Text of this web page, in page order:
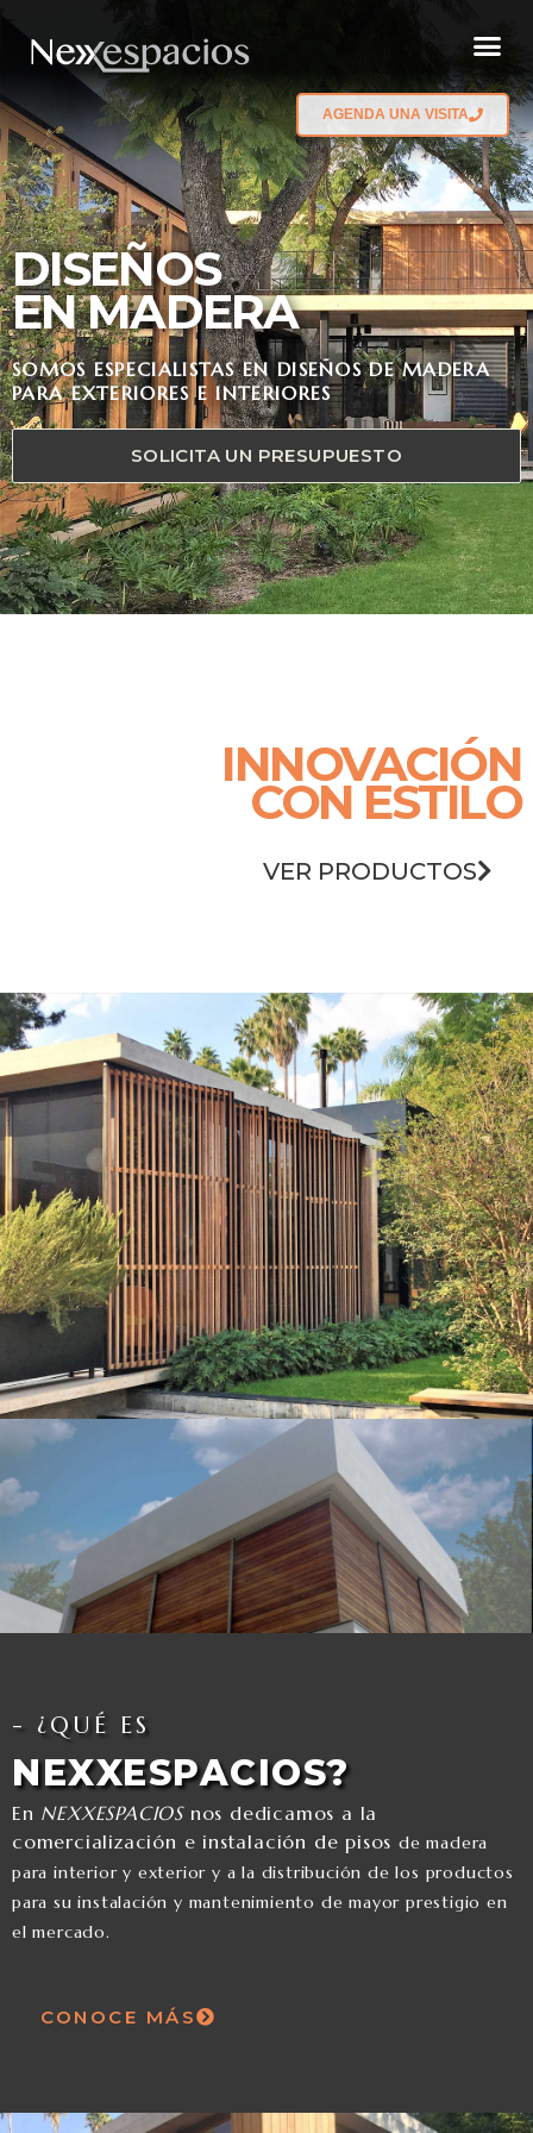
AGENDA UNA VISITA
DISEÑOS
EN MADERA
SOMOS ESPECIALISTAS EN DISEÑOS DE MADERA
PARA EXTERIORES E INTERIORES
SOLICITA UN PRESUPUESTO
INNOVACIÓN
CON ESTILO
VER PRODUCTOS
- ¿QUÉ ES
NEXXESPACIOS?
En NEXXESPACIOSnos dedicamos a la
comercialización e instalación de pisos de madera
para interior y exterior y a la distribución de los productos
para su instalación y mantenimiento de mayor prestigio en
el mercado.
CONOCE MÁS